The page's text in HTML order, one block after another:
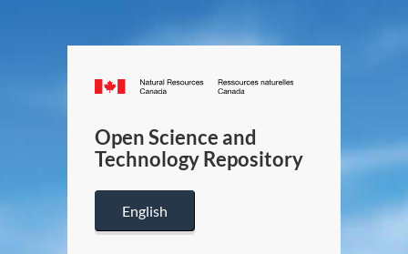
Canada.ca
/
Canada
Open Science and
Technology Repository
English